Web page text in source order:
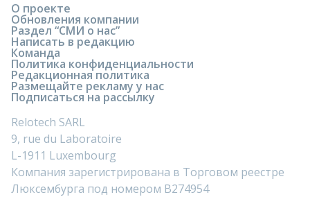
О проекте
Обновления компании
Раздел “СМИ о нас”
Написать в редакцию
Команда
Политика конфиденциальности
Редакционная политика
Размещайте рекламу у нас
Подписаться на рассылку
Relotech SARL
9, rue du Laboratoire
L-1911 Luxembourg
Компания зарегистрирована в Торговом реестре
Люксембурга под номером B274954